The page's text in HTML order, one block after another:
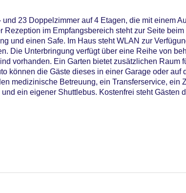
23 Doppelzimmer auf 4 Etagen, die mit einem
im Empfangsbereich steht zur Seite
und einen Safe. Im Haus steht WLAN zur
Die Unterbringung verfügt über eine Reihe von
vorhanden. Ein Garten bietet zusätzlichen Raum
können die Gäste dieses in einer Garage oder auf
medizinische Betreuung, ein Transferservice, ein
ein eigener Shuttlebus. Kostenfrei steht Gästen